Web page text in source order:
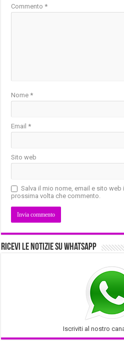
Commento*
Nome*
Email*
Sito web
Salva il mio nome, email e sito
prossima volta che commento.
Ricevi le notizie su Whatsapp
Iscriviti al nostro